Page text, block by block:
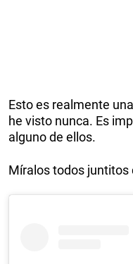
Esto es realmente
he visto nunca. Es
alguno de ellos.
Míralos todos juntitos